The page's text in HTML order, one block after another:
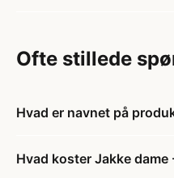
Ofte stillede
Hvad er navnet på
Hvad koster Jakke dame